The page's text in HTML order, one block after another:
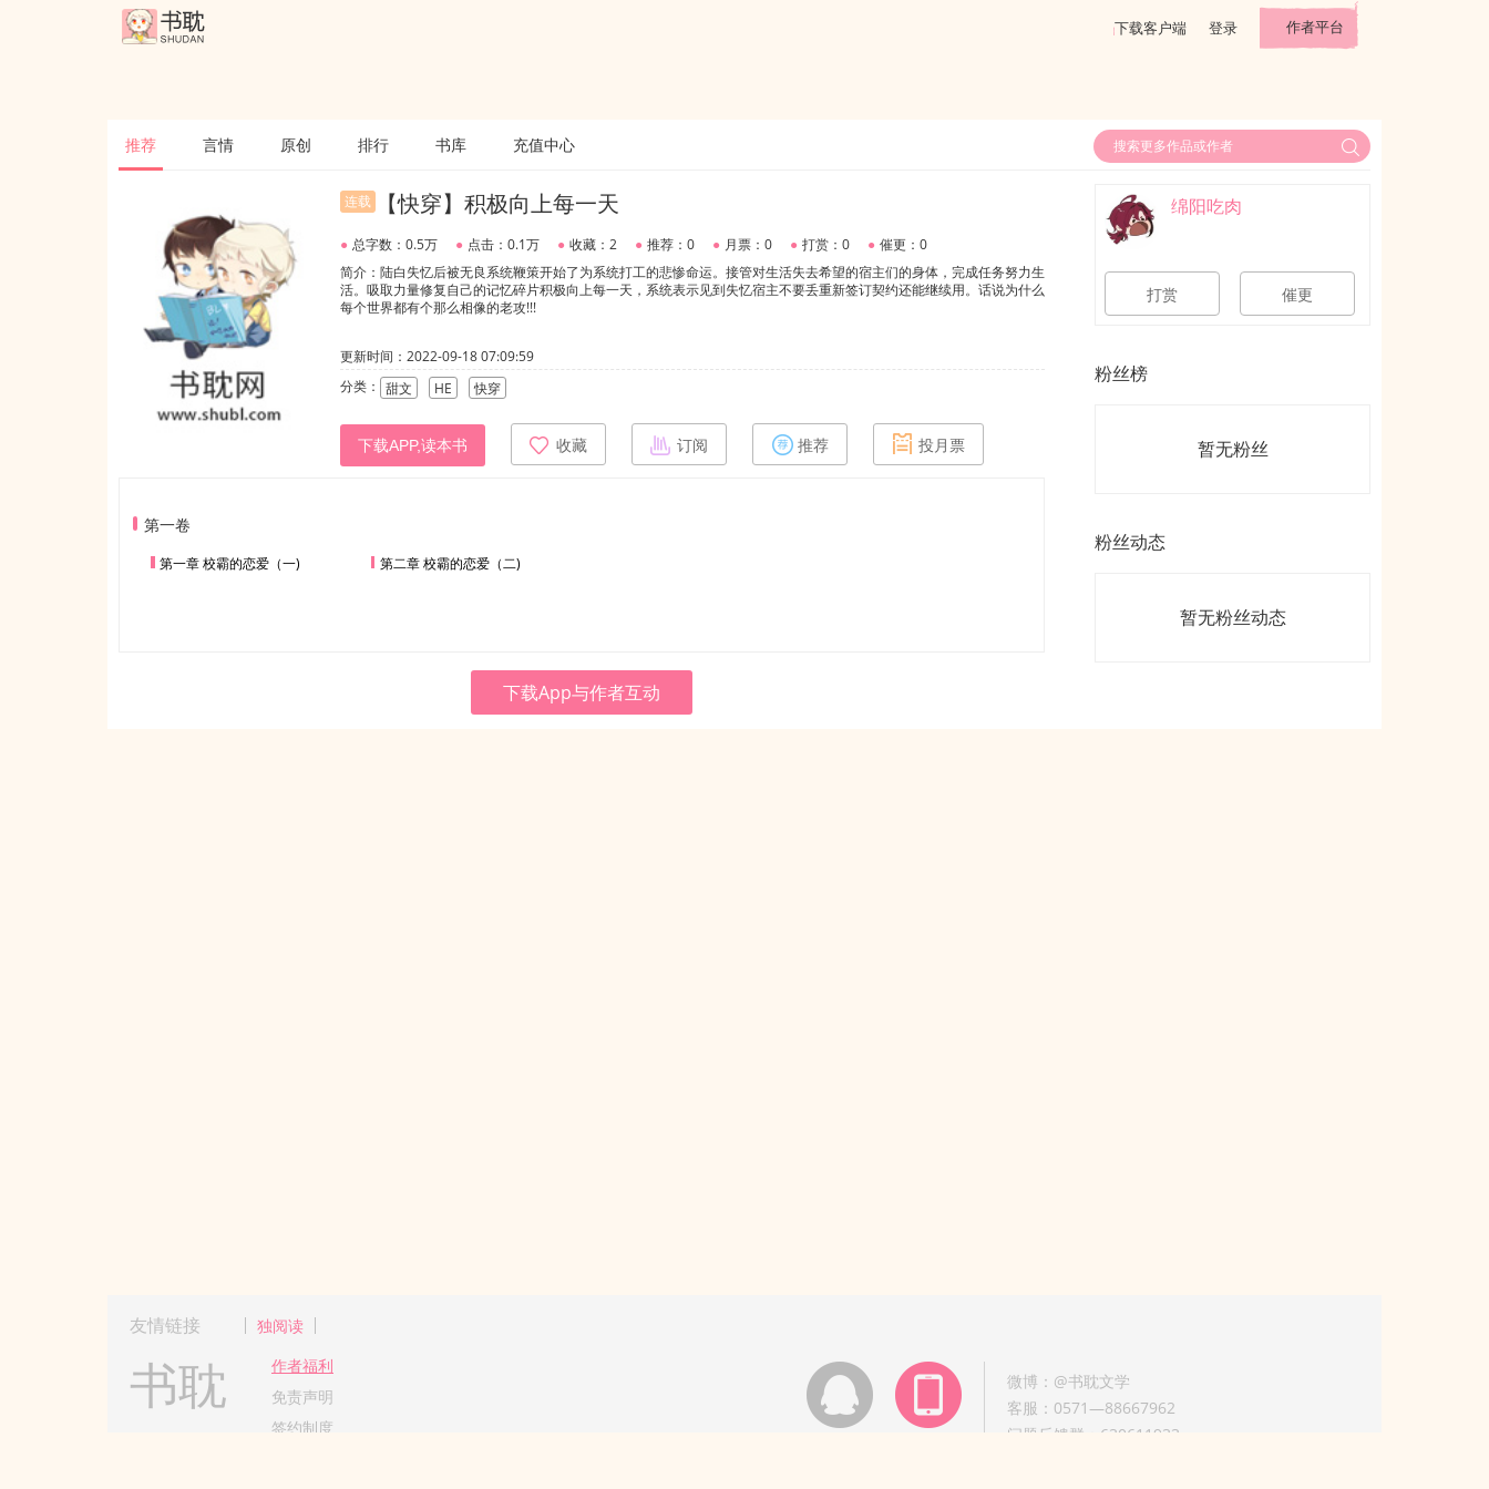
下载客户端 登录 作者平台
推荐 言情 原创 排行 书库 充值中心
连载 【快穿】积极向上每一天
● 总字数：0.5万 ● 点击：0.1万 ● 收藏：2 ● 推荐：0 ● 月票：0 ● 打赏：0 ● 催更：0
简介：陆白失忆后被无良系统鞭策开始了为系统打工的悲惨命运。接管对生活失去希望的宿主们的身体，完成任务努力生
活。吸取力量修复自己的记忆碎片积极向上每一天，系统表示见到失忆宿主不要丢重新签订契约还能继续用。话说为什么
每个世界都有个那么相像的老攻!!!
更新时间：2022-09-18 07:09:59
分类： 甜文 HE 快穿
下载APP,读本书 收藏 订阅 推荐 投月票
第一卷
第一章 校霸的恋爱（一) 第二章 校霸的恋爱（二)
下载App与作者互动
绵阳吃肉
打赏 催更
粉丝榜
暂无粉丝
粉丝动态
暂无粉丝动态
友情链接 独阅读
书耽
作者福利
免责声明
签约制度
微博：@书耽文学
客服：0571—88667962
问题反馈群：630611933